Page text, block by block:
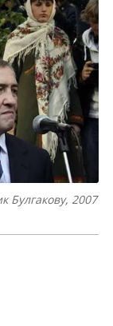
Булгакову, 2007